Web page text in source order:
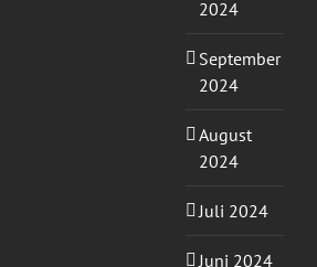
2024
September
2024
August
2024
Juli 2024
Juni 2024